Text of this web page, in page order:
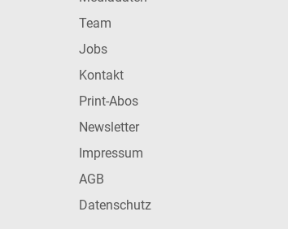
Team
Jobs
Kontakt
Print-Abos
Newsletter
Impressum
AGB
Datenschutz